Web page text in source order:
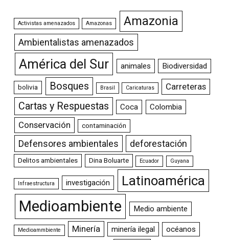
Activistas amenazados Amazonas Amazonia
Ambientalistas amenazados
América del Sur animales Biodiversidad
bolivia Bosques Brasil Caricaturas Carreteras
Cartas y Respuestas Coca Colombia
Conservación contaminación
Defensores ambientales deforestación
Delitos ambientales Dina Boluarte Ecuador Guyana
Infraestructura investigación Latinoamérica
Medioambiente Medio ambiente
Medioammbiente Minería minería ilegal océanos